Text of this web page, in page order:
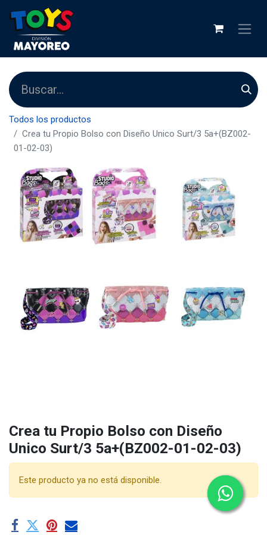
Todos los productos
Crea tu Propio Bolso con Diseño Unico Surt/3 5a+(BZ002-
01-02-03)
Crea tu Propio Bolso con Diseño
Unico Surt/3 5a+(BZ002-01-02-03)
Este producto ya no está disponible.